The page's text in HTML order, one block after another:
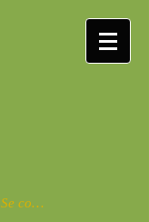
Se connecter